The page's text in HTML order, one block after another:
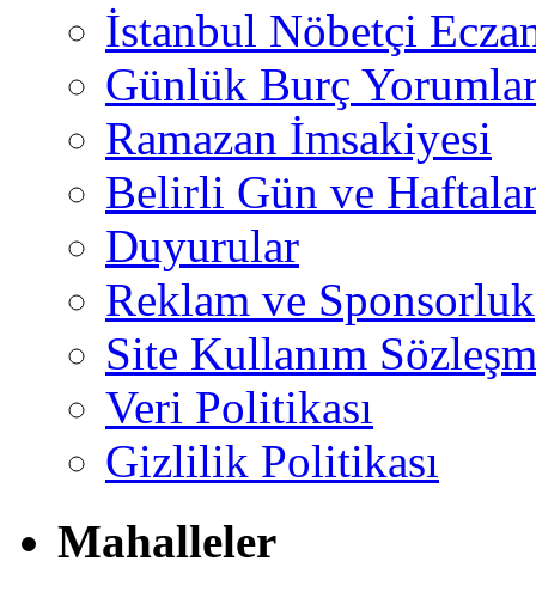
İstanbul Nöbetçi
Günlük Burç
Ramazan İmsakiyesi
Belirli Gün ve
Duyurular
Reklam ve Sponsorluk
Site Kullanım
Veri Politikası
Gizlilik Politikası
Mahalleler